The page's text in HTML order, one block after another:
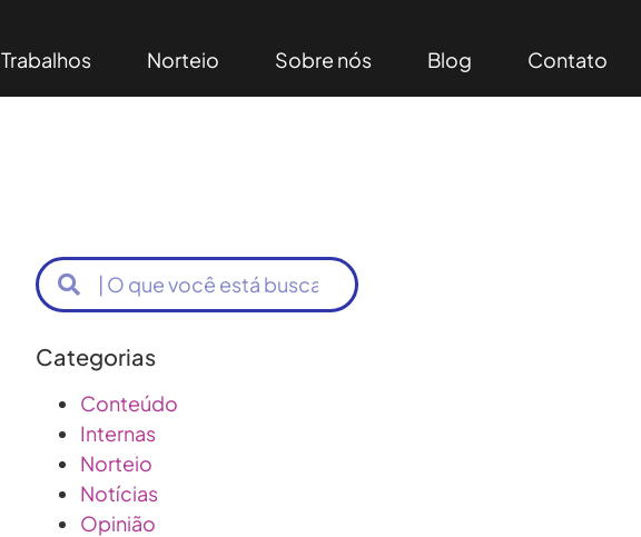
Trabalhos Norteio Sobre nós Blog Contato
Categorias
Conteúdo
Internas
Norteio
Notícias
Opinião